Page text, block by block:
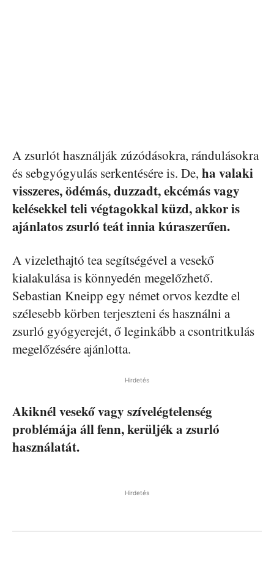
A zsurlót használják zúzódásokra, rándulásokra
és sebgyógyulás serkentésére is. De, ha valaki
visszeres, ödémás, duzzadt, ekcémás vagy
kelésekkel teli végtagokkal küzd, akkor is
ajánlatos zsurló teát innia kúraszerűen.
A vizelethajtó tea segítségével a vesekő
kialakulása is könnyedén megelőzhető.
Sebastian Kneipp egy német orvos kezdte el
szélesebb körben terjeszteni és használni a
zsurló gyógyerejét, ő leginkább a csontritkulás
megelőzésére ajánlotta.
Hirdetés
Akiknél vesekő vagy szívelégtelenség
problémája áll fenn, kerüljék a zsurló
használatát.
Hirdetés